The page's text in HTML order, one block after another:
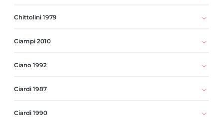
Chittolini 1979
Ciampi 2010
Ciano 1992
Ciardi 1987
Ciardi 1990